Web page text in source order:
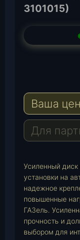
3101015)
e
r
a
m
a
s
A
p
a
i
l
Ваша
Для
Усиленный диск
установки на
надежное
повышенные
ГАЗель.
прочность и
выбором для